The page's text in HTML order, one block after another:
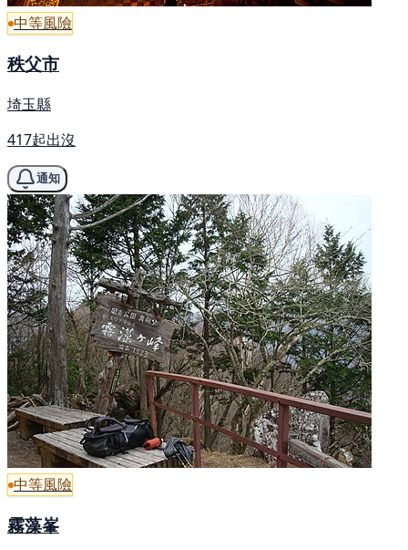
中等風險
秩父市
埼玉縣
417起出沒
通知
中等風險
霧藻峯